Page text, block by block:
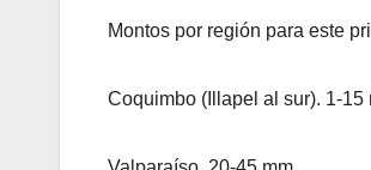
Montos por región para este
Coquimbo (Illapel al sur). 1-15